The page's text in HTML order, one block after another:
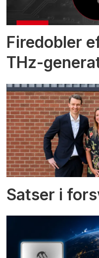
Firedobler
THz-
Satser i